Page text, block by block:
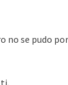
no se pudo